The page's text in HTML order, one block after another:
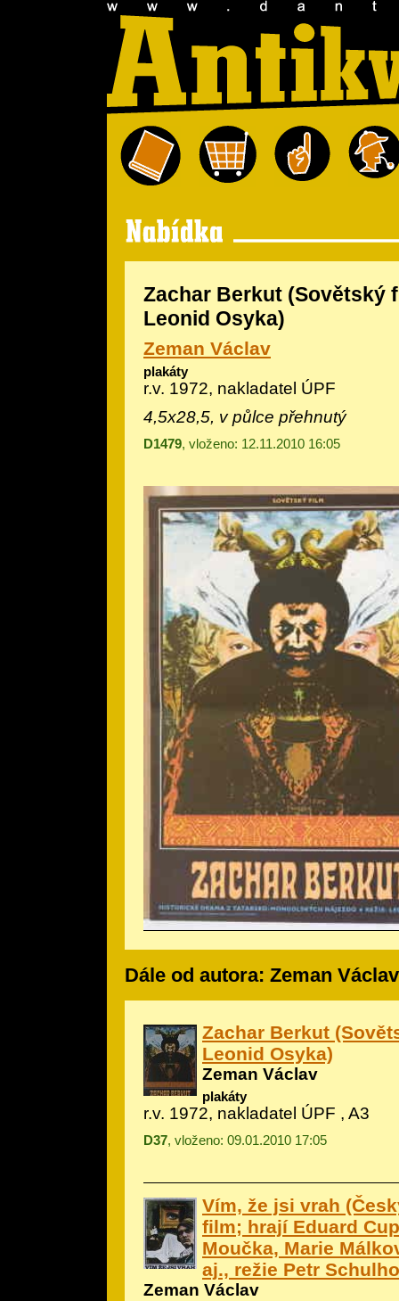
Zachar Berkut (Sovětský
Leonid Osyka)
Zeman Václav
plakáty
r.v. 1972, nakladatel ÚPF
4,5x28,5, v půlce přehnutý
D1479, vloženo: 12.11.2010 16:05
Dále od autora: Zeman Václav
Zachar Berkut
Leonid Osyka)
Zeman Václav
plakáty
r.v. 1972, nakladatel ÚPF , A3
D37, vloženo: 09.01.2010 17:05
Vím, že jsi vrah
film; hrají Eduard
Moučka, Marie
aj., režie Petr
Zeman Václav